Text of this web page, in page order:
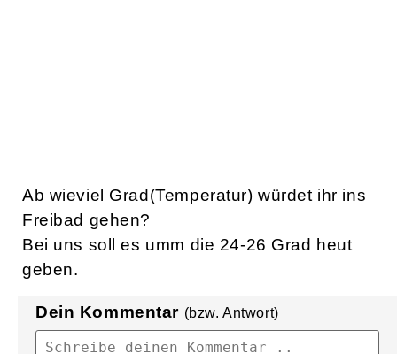
Ab wieviel Grad(Temperatur) würdet ihr ins
Freibad gehen?
Bei uns soll es umm die 24-26 Grad heut
geben.
Dein Kommentar (bzw. Antwort)